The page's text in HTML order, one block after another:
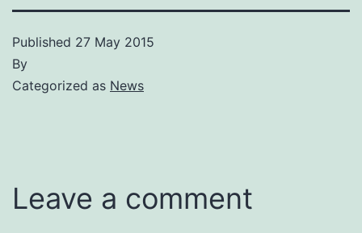
Published 27 May 2015
By
Categorized as News
Leave a comment